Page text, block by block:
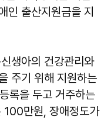
인 출산지원금을 지
생아의 건강관리와
주기 위해 지원하는
록을 두고 거주하는
100만원, 장애정도가